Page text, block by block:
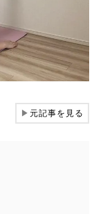
▶元記事を見る